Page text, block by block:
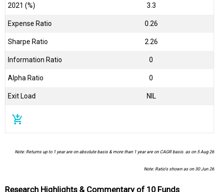
2021 (%) 3.3
Expense Ratio 0.26
Sharpe Ratio 2.26
Information Ratio 0
Alpha Ratio 0
Exit Load NIL
add_shopping_cart
Note: Returns up to 1 year are on absolute basis & more than 1 year are on CAGR basis. as on 5 Aug 26
Note: Ratio's shown as on 30 Jun 26
Research Highlights & Commentary of 10 Funds